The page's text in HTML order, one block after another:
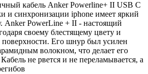
кабель Anker Powerline+ II USB C
и синхронизации iphone имеет яркий
Anker PowerLine + II - настоящий
своему блестящему цвету и
Его шнур был усилен
волокном, что делает его
не рвется и не переламывается, а